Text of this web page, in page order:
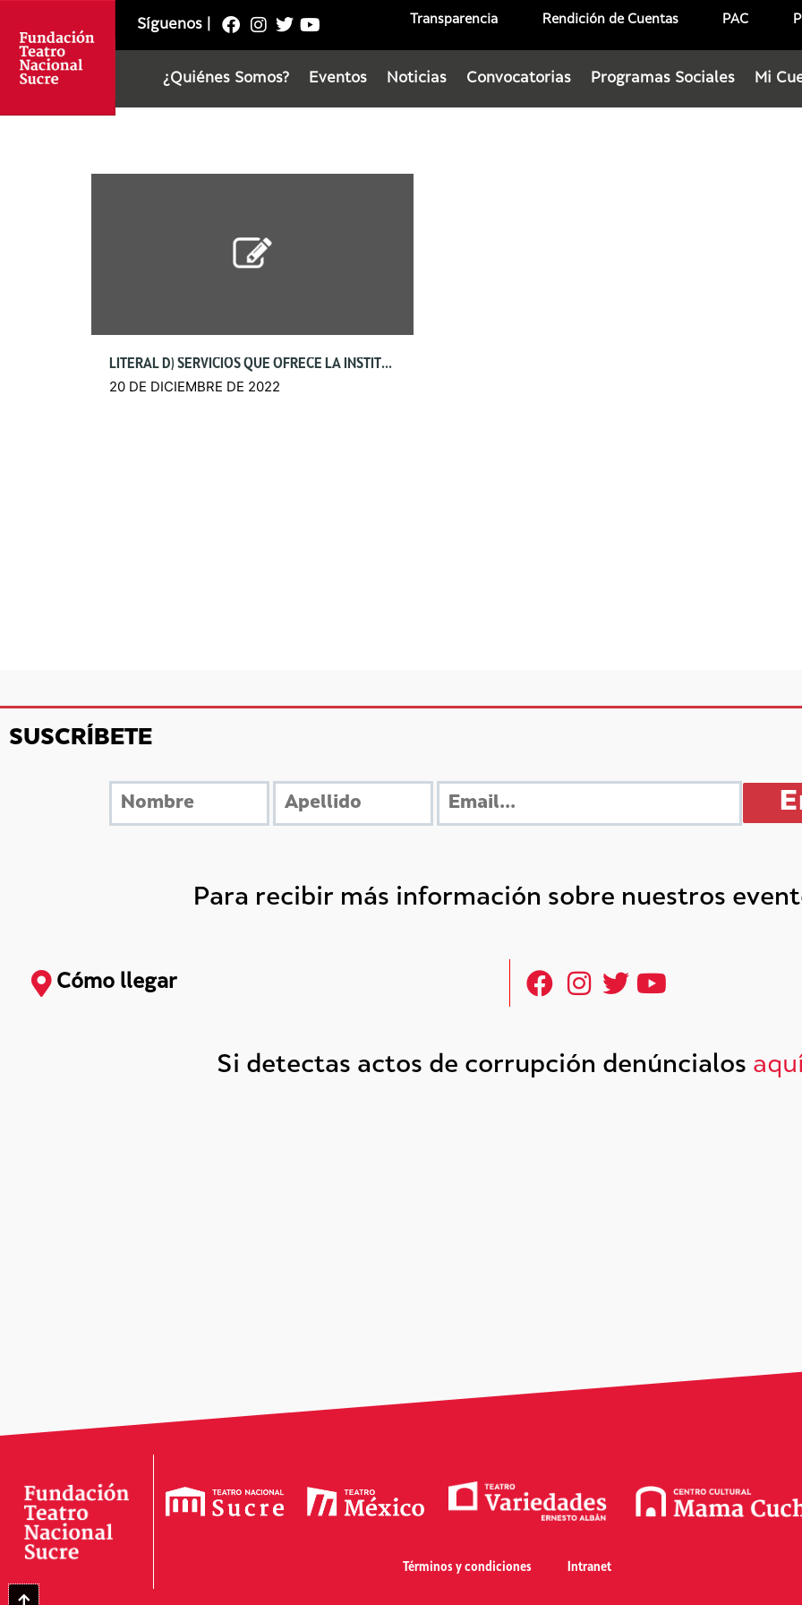
Síguenos Transparencia Rendición de Cuentas PAC
¿Quiénes Somos? Eventos Noticias Convocatorias Programas Sociales Mi
LITERAL D) SERVICIOS QUE OFRECE LA INSTITUCIÓN
20 DE DICIEMBRE DE 2022
SUSCRÍBETE
Para recibir más información sobre nuestros
Cómo llegar
Si detectas actos de corrupción denúncialos aquí
Términos y condiciones Intranet